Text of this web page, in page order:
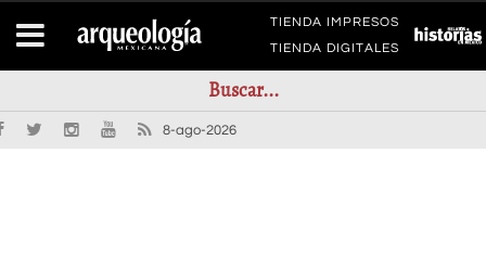
TIENDA IMPRESOS
TIENDA DIGITALES
8-ago-2026